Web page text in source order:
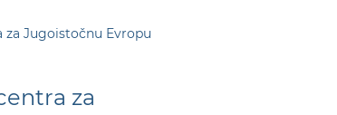
za Jugoistočnu Evropu
za